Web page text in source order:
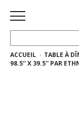
ACCUEIL
ACCUEIL
TABLE À
98.5'' X 39.5'' PAR